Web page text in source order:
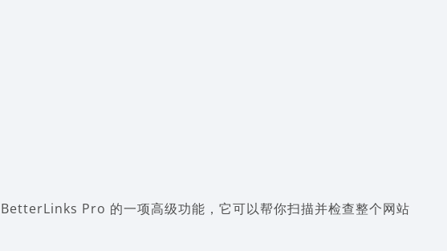
Pro 的一项高级功能，它可以帮你扫描并检查整个网站